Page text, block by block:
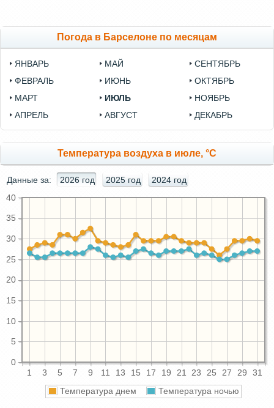
Погода в Барселоне по месяцам
ЯНВАРЬ
ФЕВРАЛЬ
МАРТ
АПРЕЛЬ
МАЙ
ИЮНЬ
ИЮЛЬ
АВГУСТ
СЕНТЯБРЬ
ОКТЯБРЬ
НОЯБРЬ
ДЕКАБРЬ
Температура воздуха в июле, °C
Данные за: 2026 год 2025 год 2024 год
1 3 5 7 9 11 13 15 17 19 21 23 25 27 29 31
0
5
10
15
20
25
30
35
40
Температура днем Температура ночью